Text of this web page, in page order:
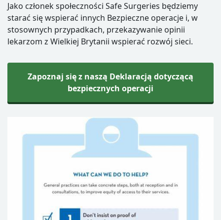
Jako członek społeczności Safe Surgeries będziemy
starać się wspierać innych Bezpieczne operacje i, w
stosownych przypadkach, przekazywanie opinii
lekarzom z Wielkiej Brytanii wspierać rozwój sieci.
Zapoznaj się z naszą Deklaracją dotyczącą
bezpiecznych operacji